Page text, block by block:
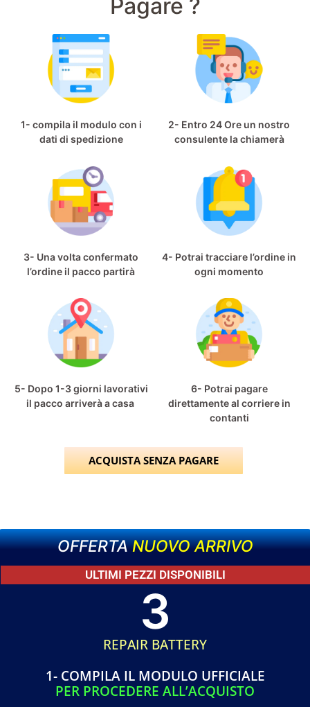
Pagare ?
1- compila il modulo con i
dati di spedizione
2- Entro 24 Ore un nostro
consulente la chiamerà
3- Una volta confermato
l’ordine il pacco partirà
4- Potrai tracciare l’ordine in
ogni momento
5- Dopo 1-3 giorni lavorativi
il pacco arriverà a casa
6- Potrai pagare
direttamente al corriere in
contanti
ACQUISTA SENZA PAGARE
OFFERTANUOVO ARRIVO
ULTIMI PEZZI DISPONIBILI
REPAIR BATTERY
3
1- COMPILA IL MODULO UFFICIALE
PER PROCEDERE ALL’ACQUISTO